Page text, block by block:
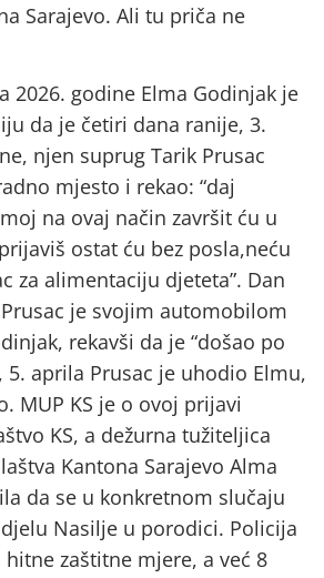
Sarajevo. Ali tu priča ne
2026. godine Elma Godinjak je
da je četiri dana ranije, 3.
njen suprug Tarik Prusac
mjesto i rekao: “daj
na ovaj način završit ću u
ostat ću bez posla,neću
za alimentaciju djeteta”. Dan
je svojim automobilom
rekavši da je “došao po
5. aprila Prusac je uhodio Elmu,
MUP KS je o ovoj prijavi
KS, a dežurna tužiteljica
Kantona Sarajevo Alma
da se u konkretnom slučaju
Nasilje u porodici. Policija
zaštitne mjere, a već 8